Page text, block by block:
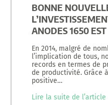
BONNE
ANODES 1650
En 2014, malgré de
l’implication de tous,
records en termes de
de productivité. Grâce
positive…
Lire la suite de l’article